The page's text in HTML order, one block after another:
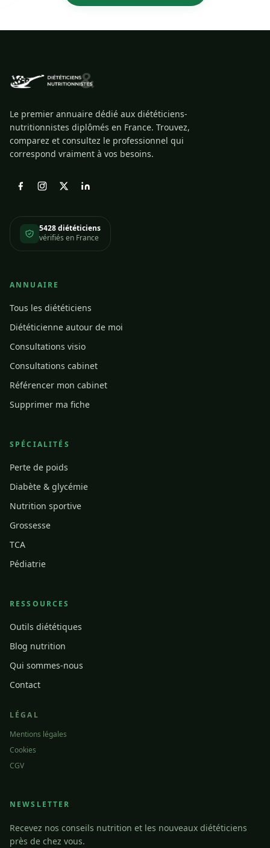
Le premier annuaire dédié aux diététiciens-
nutritionnistes diplômés en France. Trouvez,
comparez et consultez le professionnel qui
correspond vraiment à vos besoins.
5428 diététiciens
vérifiés en France
ANNUAIRE
Tous les diététiciens
Diététicienne autour de moi
Consultations visio
Consultations cabinet
Référencer mon cabinet
Supprimer ma fiche
SPÉCIALITÉS
Perte de poids
Diabète & glycémie
Nutrition sportive
Grossesse
TCA
Pédiatrie
RESSOURCES
Outils diététiques
Blog nutrition
Qui sommes-nous
Contact
LÉGAL
Mentions légales
Cookies
CGV
NEWSLETTER
Recevez nos conseils nutrition et les nouveaux diététiciens
près de chez vous.